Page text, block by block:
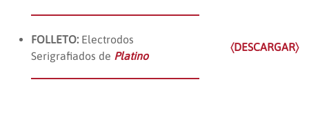
FOLLETO: Electrodos
Serigrafiados de Platino
〈DESCARGAR〉